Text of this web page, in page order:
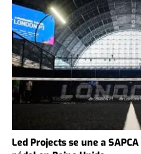
Led Projects se une a